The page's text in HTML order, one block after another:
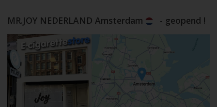
MR.JOY NEDERLAND Amsterdam - geopend !